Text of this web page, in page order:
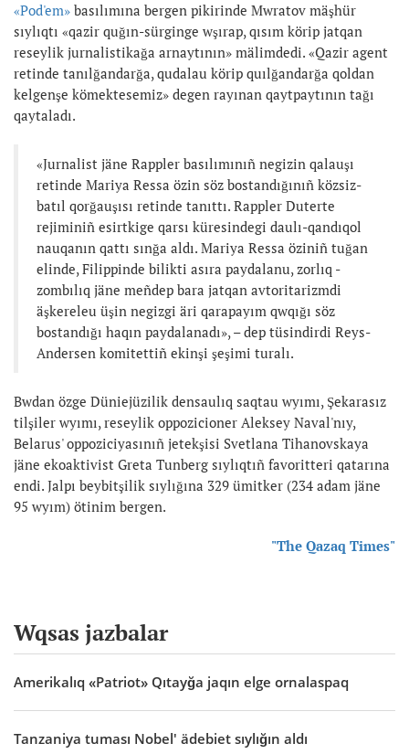
«Pod'em» basılımına bergen pikirinde Mwratov mäşhür
sıylıqtı «qazir quğın-sürginge wşırap, qısım körip jatqan
reseylik jurnalistikağa arnaytının» mälimdedi. «Qazir agent
retinde tanılğandarğa, qudalau körip quılğandarğa qoldan
kelgenşe kömektesemiz» degen rayınan qaytpaytının tağı
qaytaladı.
«Jurnalist jäne Rappler basılımınıñ negizin qalauşı
retinde Mariya Ressa özin söz bostandığınıñ közsiz-
batıl qorğauşısı retinde tanıttı. Rappler Duterte
rejiminiñ esirtkige qarsı küresindegi daulı-qandıqol
nauqanın qattı sınğa aldı. Mariya Ressa öziniñ tuğan
elinde, Filippinde bilikti asıra paydalanu, zorlıq -
zombılıq jäne meñdep bara jatqan avtoritarizmdi
äşkereleu üşin negizgi äri qarapayım qwqığı söz
bostandığı haqın paydalanadı», – dep tüsindirdi Reys-
Andersen komitettiñ ekinşi şeşimi turalı.
Bwdan özge Düniejüzilik densaulıq saqtau wyımı, Şekarasız
tilşiler wyımı, reseylik oppozicioner Aleksey Naval'nıy,
Belarus' oppoziciyasınıñ jetekşisi Svetlana Tihanovskaya
jäne ekoaktivist Greta Tunberg sıylıqtıñ favoritteri qatarına
endi. Jalpı beybitşilik sıylığına 329 ümitker (234 adam jäne
95 wyım) ötinim bergen.
"The Qazaq Times"
Wqsas jazbalar
Amerikalıq «Patriot» Qıtayğa jaqın elge ornalaspaq
Tanzaniya tuması Nobel' ädebiet sıylığın aldı